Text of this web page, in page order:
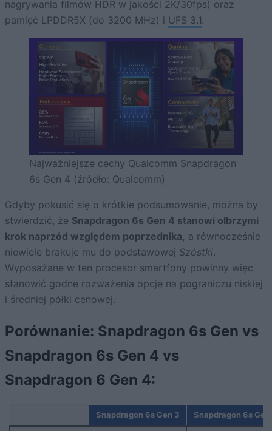
nagrywania filmów HDR w jakości 2K/30fps) oraz
pamięć LPDDR5X (do 3200 MHz) i UFS 3.1.
Najważniejsze cechy Qualcomm Snapdragon
6s Gen 4 (źródło: Qualcomm)
Gdyby pokusić się o krótkie podsumowanie, można by
stwierdzić, że Snapdragon 6s Gen 4 stanowi olbrzymi
krok naprzód względem poprzednika, a równocześnie
niewiele brakuje mu do podstawowej Szóstki.
Wyposażane w ten procesor smartfony powinny więc
stanowić godne rozważenia opcje na pograniczu niskiej
i średniej półki cenowej.
Porównanie: Snapdragon 6s Gen vs
Snapdragon 6s Gen 4 vs
Snapdragon 6 Gen 4:
Snapdragon 6s Gen 3 Snapdragon 6s Gen